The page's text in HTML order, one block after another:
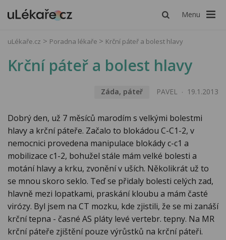
Menu
uLékaře.cz Poradna lékaře Krční páteř a bolest hlavy
Krční páteř a bolest hlavy
Záda, páteř PAVEL 19.1.2013
Dobrý den, už 7 měsíců marodím s velkými bolestmi
hlavy a krční páteře. Začalo to blokádou C-C1-2, v
nemocnici provedena manipulace blokády c-c1 a
mobilizace c1-2, bohužel stále mám velké bolesti a
motání hlavy a krku, zvonění v uších. Několikrát už to
se mnou skoro seklo. Teď se přidaly bolesti celých zad,
hlavně mezi lopatkami, praskání kloubu a mám časté
virózy. Byl jsem na CT mozku, kde zjistili, že se mi zanáší
krční tepna - časné AS pláty levé vertebr. tepny. Na MR
krční páteře zjištění pouze výrůstků na krční páteři.